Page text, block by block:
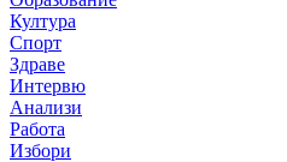
Култура
Спорт
Здраве
Интервю
Анализи
Работа
Избори